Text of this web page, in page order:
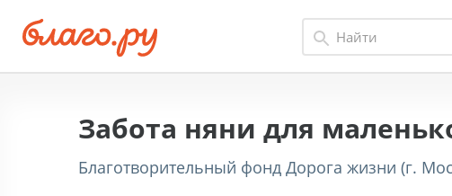
Забота няни для
Благотворительный фонд Дорога жизни (г.